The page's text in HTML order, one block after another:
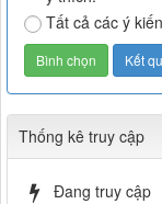
Tất cả các ý
Thống kê truy cập
Đang truy cập